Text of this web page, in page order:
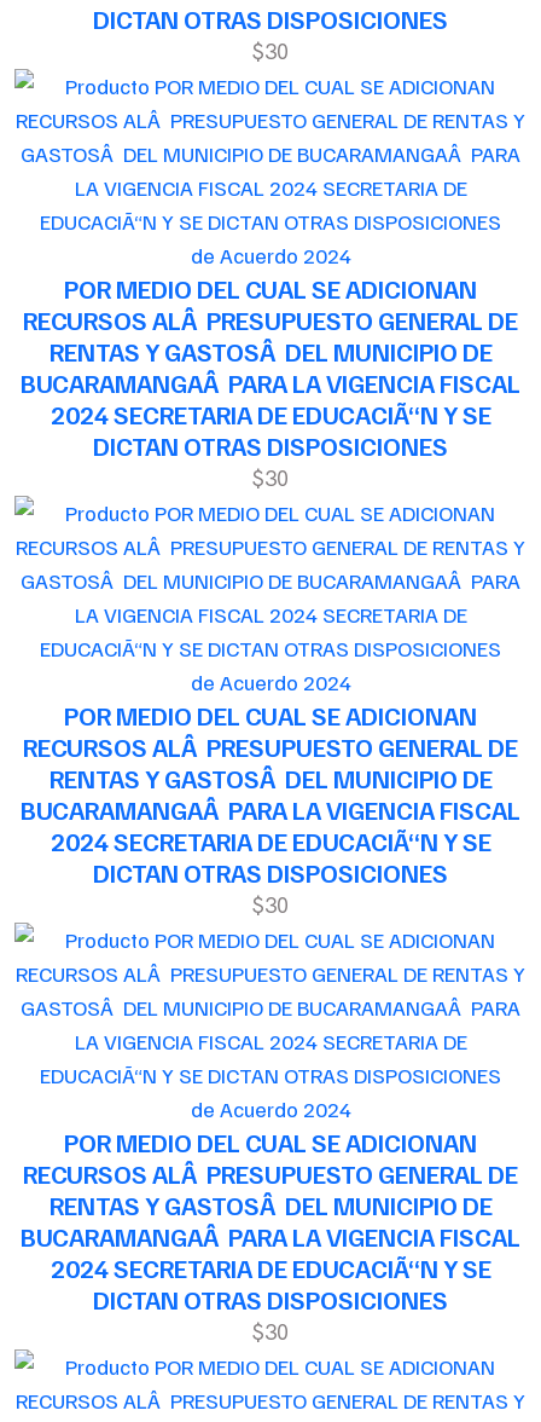
DICTAN OTRAS DISPOSICIONES
$30
de Acuerdo 2024
POR MEDIO DEL CUAL SE ADICIONAN
RECURSOS ALÂ PRESUPUESTO GENERAL DE
RENTAS Y GASTOSÂ DEL MUNICIPIO DE
BUCARAMANGAÂ PARA LA VIGENCIA FISCAL
2024 SECRETARIA DE EDUCACIÃ“N Y SE
DICTAN OTRAS DISPOSICIONES
$30
de Acuerdo 2024
POR MEDIO DEL CUAL SE ADICIONAN
RECURSOS ALÂ PRESUPUESTO GENERAL DE
RENTAS Y GASTOSÂ DEL MUNICIPIO DE
BUCARAMANGAÂ PARA LA VIGENCIA FISCAL
2024 SECRETARIA DE EDUCACIÃ“N Y SE
DICTAN OTRAS DISPOSICIONES
$30
de Acuerdo 2024
POR MEDIO DEL CUAL SE ADICIONAN
RECURSOS ALÂ PRESUPUESTO GENERAL DE
RENTAS Y GASTOSÂ DEL MUNICIPIO DE
BUCARAMANGAÂ PARA LA VIGENCIA FISCAL
2024 SECRETARIA DE EDUCACIÃ“N Y SE
DICTAN OTRAS DISPOSICIONES
$30